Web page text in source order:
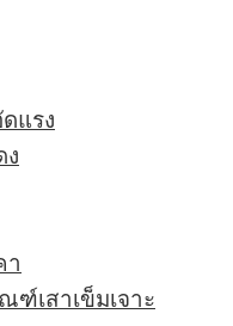
แรง
ง
า
เสาเข็มเจาะ